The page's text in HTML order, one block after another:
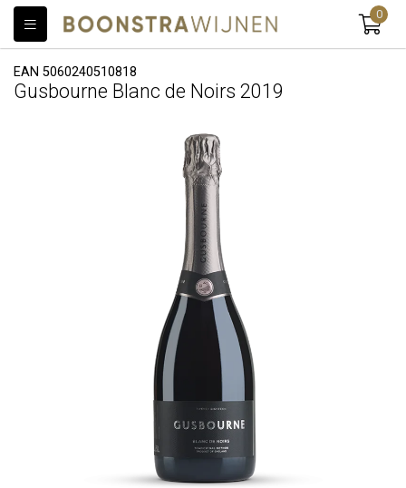
0
EAN 5060240510818
Gusbourne Blanc de Noirs 2019